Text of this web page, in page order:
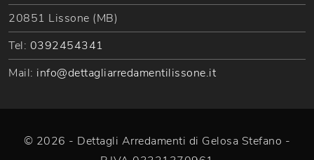
20851 Lissone (MB)
Tel: 0392454341
Mail: info@dettagliarredamentilissone.it
© 2026 - Dettagli Arredamenti di Gelosa Stefano -